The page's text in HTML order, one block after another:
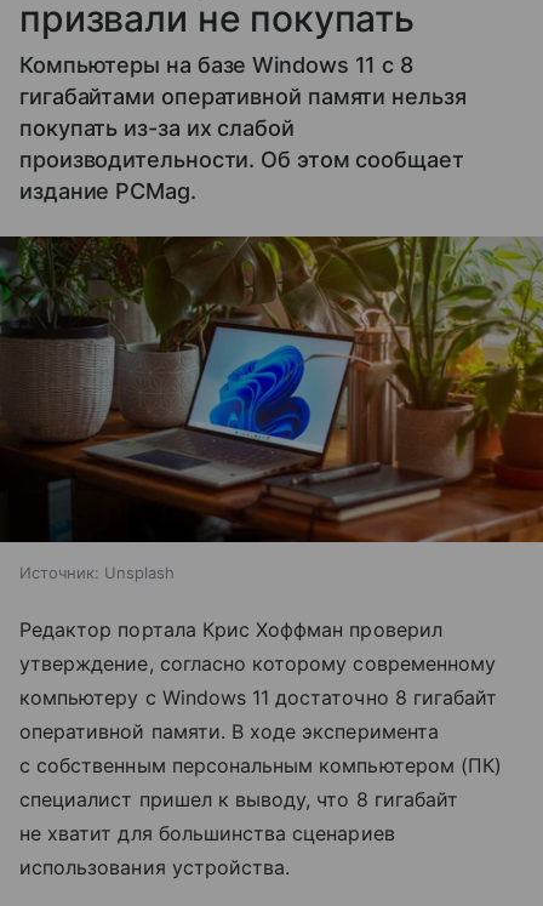
призвали не покупать
Компьютеры на базе Windows 11 c 8
гигабайтами оперативной памяти нельзя
покупать из-за их слабой
производительности. Об этом сообщает
издание PCMag.
Источник: Unsplash
Редактор портала Крис Хоффман проверил
утверждение, согласно которому современному
компьютеру с Windows 11 достаточно 8 гигабайт
оперативной памяти. В ходе эксперимента
с собственным персональным компьютером (ПК)
специалист пришел к выводу, что 8 гигабайт
не хватит для большинства сценариев
использования устройства.